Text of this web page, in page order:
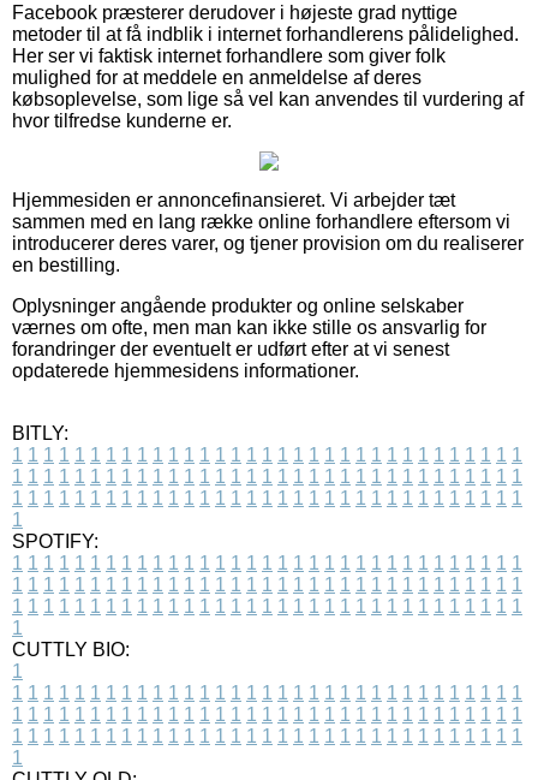
Facebook præsterer derudover i højeste grad nyttige
metoder til at få indblik i internet forhandlerens pålidelighed.
Her ser vi faktisk internet forhandlere som giver folk
mulighed for at meddele en anmeldelse af deres
købsoplevelse, som lige så vel kan anvendes til vurdering af
hvor tilfredse kunderne er.
Hjemmesiden er annoncefinansieret. Vi arbejder tæt
sammen med en lang række online forhandlere eftersom vi
introducerer deres varer, og tjener provision om du realiserer
en bestilling.
Oplysninger angående produkter og online selskaber
værnes om ofte, men man kan ikke stille os ansvarlig for
forandringer der eventuelt er udført efter at vi senest
opdaterede hjemmesidens informationer.
BITLY:
1 1 1 1 1 1 1 1 1 1 1 1 1 1 1 1 1 1 1 1 1 1 1 1 1 1 1 1 1 1 1 1 1
1 1 1 1 1 1 1 1 1 1 1 1 1 1 1 1 1 1 1 1 1 1 1 1 1 1 1 1 1 1 1 1 1
1 1 1 1 1 1 1 1 1 1 1 1 1 1 1 1 1 1 1 1 1 1 1 1 1 1 1 1 1 1 1 1 1
1
SPOTIFY:
1 1 1 1 1 1 1 1 1 1 1 1 1 1 1 1 1 1 1 1 1 1 1 1 1 1 1 1 1 1 1 1 1
1 1 1 1 1 1 1 1 1 1 1 1 1 1 1 1 1 1 1 1 1 1 1 1 1 1 1 1 1 1 1 1 1
1 1 1 1 1 1 1 1 1 1 1 1 1 1 1 1 1 1 1 1 1 1 1 1 1 1 1 1 1 1 1 1 1
1
CUTTLY BIO:
1
1 1 1 1 1 1 1 1 1 1 1 1 1 1 1 1 1 1 1 1 1 1 1 1 1 1 1 1 1 1 1 1 1
1 1 1 1 1 1 1 1 1 1 1 1 1 1 1 1 1 1 1 1 1 1 1 1 1 1 1 1 1 1 1 1 1
1 1 1 1 1 1 1 1 1 1 1 1 1 1 1 1 1 1 1 1 1 1 1 1 1 1 1 1 1 1 1 1 1
1